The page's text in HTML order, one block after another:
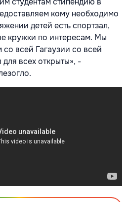
кому необходимо
детей есть спортзал,
кружки по интересам. Мы
всей Гагаузии со всей
всех открыты», -